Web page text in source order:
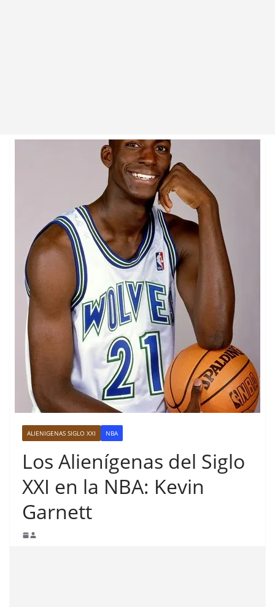
ALIENIGENAS SIGLO XXI NBA
Los Alienígenas del Siglo
XXI en la NBA: Kevin
Garnett